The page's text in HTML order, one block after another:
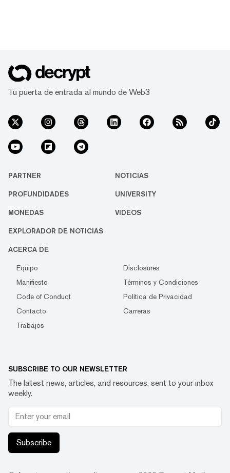
Tu puerta de entrada al mundo de Web3
PARTNER NOTICIAS
PROFUNDIDADES UNIVERSITY
MONEDAS VIDEOS
EXPLORADOR DE NOTICIAS
ACERCA DE
Equipo
Disclosures
Manifiesto
Términos y Condiciones
Code of Conduct
Política de Privacidad
Contacto
Carreras
Trabajos
SUBSCRIBE TO OUR NEWSLETTER
The latest news, articles, and resources, sent to your inbox
weekly.
Subscribe